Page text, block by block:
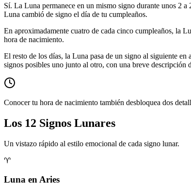
Sí. La Luna permanece en un mismo signo durante unos 2
Luna cambió de signo el día de tu cumpleaños.
En aproximadamente cuatro de cada cinco cumpleaños, la
hora de nacimiento.
El resto de los días, la Luna pasa de un signo al siguiente
signos posibles uno junto al otro, con una breve descripción
Conocer tu hora de nacimiento también desbloquea dos
Los 12 Signos Lunares
Un vistazo rápido al estilo emocional de cada signo lunar.
♈
Luna en Aries